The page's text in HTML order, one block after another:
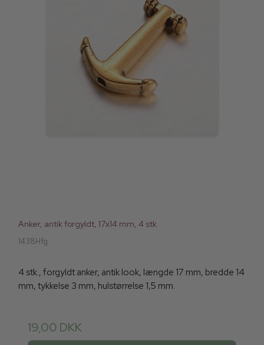
Anker, antik forgyldt, 17x14 mm, 4 stk
1438Hfg
4 stk., forgyldt anker, antik look, længde 17 mm, bredde 14
mm, tykkelse 3 mm, hulstørrelse 1,5 mm.
19,00 DKK